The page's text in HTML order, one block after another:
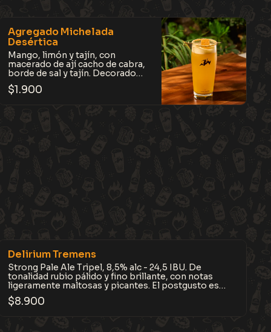
Agregado Michelada
Desértica
Mango, limón y tajín, con
macerado de ají cacho de cabra,
borde de sal y tajín. Decorado
con una gomita de mango casera.
Refrescante, frutal y con el
$1.900
Delirium Tremens
Strong Pale Ale Tripel, 8,5% alc - 24,5 IBU. De
tonalidad rubio pálido y fino brillante, con notas
ligeramente maltosas y picantes. El postgusto es
fuerte, largo y seco amargo.
$8.900